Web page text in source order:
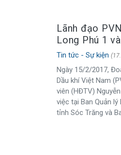
Lãnh đạo
Long Phú 1
Tin tức - Sự kiện
Ngày 15/2/2017,
Dầu khí Việt Nam
viên (HĐTV)
việc tại Ban Quản
tỉnh Sóc Trăng và